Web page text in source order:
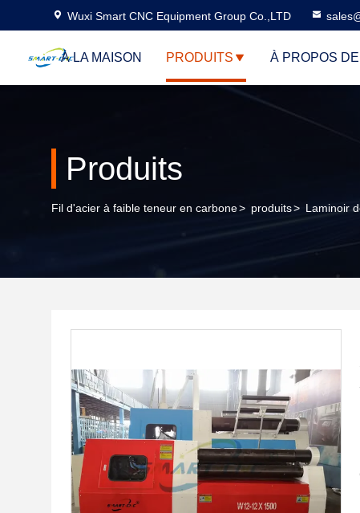
Wuxi Smart CNC Equipment Group Co.,LTD
À LA MAISON PRODUITS À PROPOS
Produits
Fil d'acier à faible teneur en carbone> produits> Laminoir